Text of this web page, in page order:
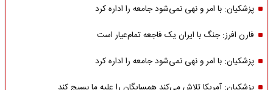
پزشکیان: با امر و نهی نمی‌شود جامعه را اداره کرد
فارن افرز: جنگ با ایران یک فاجعه تمام‌عیار است
پزشکیان: با امر و نهی نمی‌شود جامعه را اداره کرد